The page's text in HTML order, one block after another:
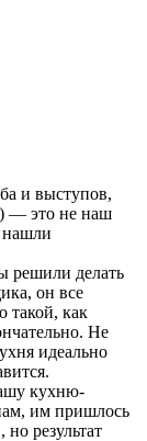
и выступов,
— это не наш
нашли
решили делать
он все
такой, как
Не
идеально
кухню-
им пришлось
результат